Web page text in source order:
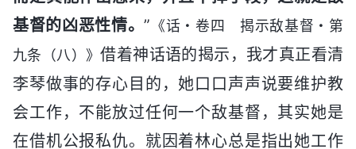
基督的凶恶性情。” 《话・卷四 揭示敌基督・第
九条（八）》借着神话语的揭示，我才真正看清
李琴做事的存心目的，她口口声声说要维护教
会工作，不能放过任何一个敌基督，其实她是
在借机公报私仇。就因着林心总是指出她工作